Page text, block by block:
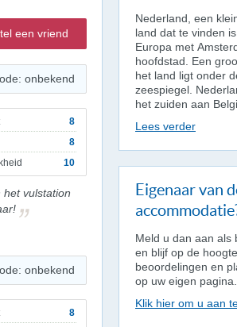
een vriend
onbekend
8
8
10
vulstation
onbekend
8
Nederland, een
land dat te vinden
Europa met
hoofdstad. Een
het land ligt onder
zeespiegel.
het zuiden aan
Lees verder
Eigenaar van
Meld u dan aan als
en blijf op de
beoordelingen en
op uw eigen pagina.
Klik hier om u aan